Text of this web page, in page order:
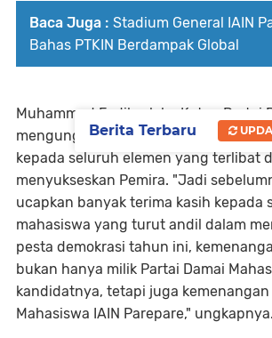
Baca Juga : Stadium General IAIN
Bahas PTKIN Berdampak Global
Muhammad Fadil selaku Ketua Partai
mengungkapkan rasa syukur dan
kepada seluruh elemen yang terlibat
menyukseskan Pemira. "Jadi
ucapkan banyak terima kasih kepada
mahasiswa yang turut andil dalam
pesta demokrasi tahun ini,
bukan hanya milik Partai Damai
kandidatnya, tetapi juga
Mahasiswa IAIN Parepare," ungkapnya.
Berita Terbaru